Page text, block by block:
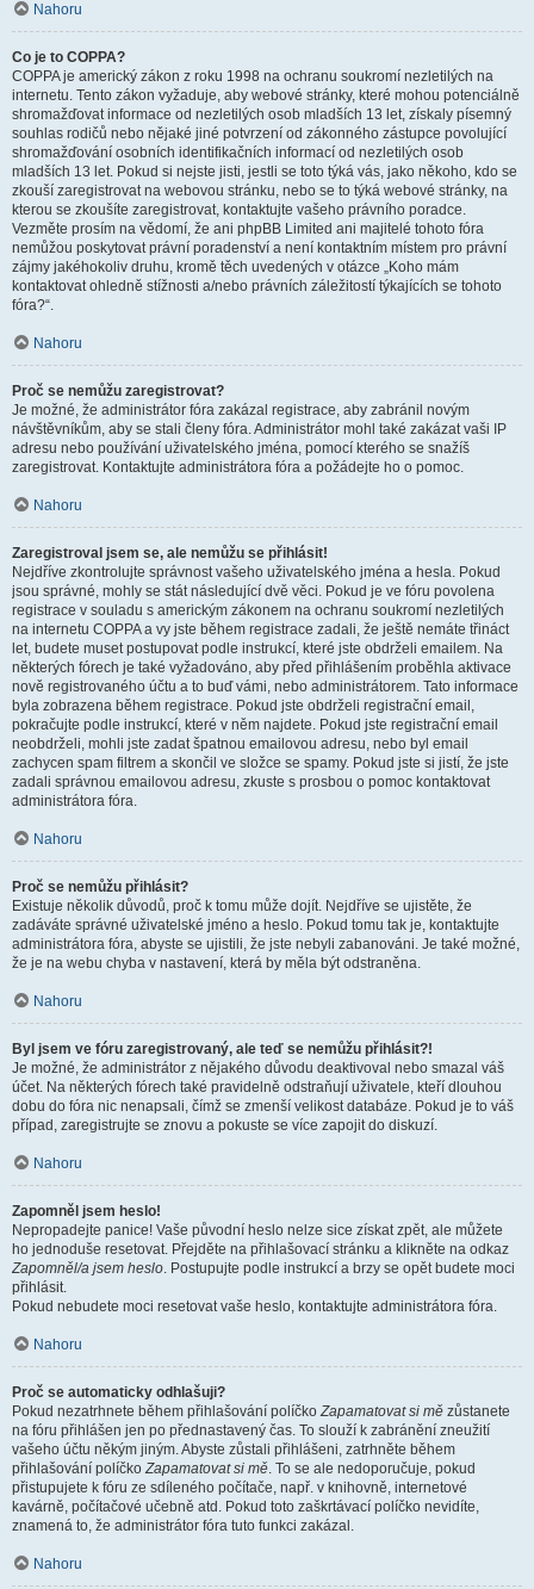
Nahoru
Co je to COPPA?
COPPA je americký zákon z roku 1998 na ochranu soukromí nezletilých na
internetu. Tento zákon vyžaduje, aby webové stránky, které mohou potenciálně
shromažďovat informace od nezletilých osob mladších 13 let, získaly písemný
souhlas rodičů nebo nějaké jiné potvrzení od zákonného zástupce povolující
shromažďování osobních identifikačních informací od nezletilých osob
mladších 13 let. Pokud si nejste jisti, jestli se toto týká vás, jako někoho, kdo se
zkouší zaregistrovat na webovou stránku, nebo se to týká webové stránky, na
kterou se zkoušíte zaregistrovat, kontaktujte vašeho právního poradce.
Vezměte prosím na vědomí, že ani phpBB Limited ani majitelé tohoto fóra
nemůžou poskytovat právní poradenství a není kontaktním místem pro právní
zájmy jakéhokoliv druhu, kromě těch uvedených v otázce „Koho mám
kontaktovat ohledně stížnosti a/nebo právních záležitostí týkajících se tohoto
fóra?“.
Nahoru
Proč se nemůžu zaregistrovat?
Je možné, že administrátor fóra zakázal registrace, aby zabránil novým
návštěvníkům, aby se stali členy fóra. Administrátor mohl také zakázat vaši IP
adresu nebo používání uživatelského jména, pomocí kterého se snažíš
zaregistrovat. Kontaktujte administrátora fóra a požádejte ho o pomoc.
Nahoru
Zaregistroval jsem se, ale nemůžu se přihlásit!
Nejdříve zkontrolujte správnost vašeho uživatelského jména a hesla. Pokud
jsou správné, mohly se stát následující dvě věci. Pokud je ve fóru povolena
registrace v souladu s americkým zákonem na ochranu soukromí nezletilých
na internetu COPPA a vy jste během registrace zadali, že ještě nemáte třináct
let, budete muset postupovat podle instrukcí, které jste obdrželi emailem. Na
některých fórech je také vyžadováno, aby před přihlášením proběhla aktivace
nově registrovaného účtu a to buď vámi, nebo administrátorem. Tato informace
byla zobrazena během registrace. Pokud jste obdrželi registrační email,
pokračujte podle instrukcí, které v něm najdete. Pokud jste registrační email
neobdrželi, mohli jste zadat špatnou emailovou adresu, nebo byl email
zachycen spam filtrem a skončil ve složce se spamy. Pokud jste si jistí, že jste
zadali správnou emailovou adresu, zkuste s prosbou o pomoc kontaktovat
administrátora fóra.
Nahoru
Proč se nemůžu přihlásit?
Existuje několik důvodů, proč k tomu může dojít. Nejdříve se ujistěte, že
zadáváte správné uživatelské jméno a heslo. Pokud tomu tak je, kontaktujte
administrátora fóra, abyste se ujistili, že jste nebyli zabanováni. Je také možné,
že je na webu chyba v nastavení, která by měla být odstraněna.
Nahoru
Byl jsem ve fóru zaregistrovaný, ale teď se nemůžu přihlásit?!
Je možné, že administrátor z nějakého důvodu deaktivoval nebo smazal váš
účet. Na některých fórech také pravidelně odstraňují uživatele, kteří dlouhou
dobu do fóra nic nenapsali, čímž se zmenší velikost databáze. Pokud je to váš
případ, zaregistrujte se znovu a pokuste se více zapojit do diskuzí.
Nahoru
Zapomněl jsem heslo!
Nepropadejte panice! Vaše původní heslo nelze sice získat zpět, ale můžete
ho jednoduše resetovat. Přejděte na přihlašovací stránku a klikněte na odkaz
Zapomněl/a jsem heslo. Postupujte podle instrukcí a brzy se opět budete moci
přihlásit.
Pokud nebudete moci resetovat vaše heslo, kontaktujte administrátora fóra.
Nahoru
Proč se automaticky odhlašuji?
Pokud nezatrhnete během přihlašování políčkoZapamatovat si mě zůstanete
na fóru přihlášen jen po přednastavený čas. To slouží k zabránění zneužití
vašeho účtu někým jiným. Abyste zůstali přihlášeni, zatrhněte během
přihlašování políčkoZapamatovat si mě. To se ale nedoporučuje, pokud
přistupujete k fóru ze sdíleného počítače, např. v knihovně, internetové
kavárně, počítačové učebně atd. Pokud toto zaškrtávací políčko nevidíte,
znamená to, že administrátor fóra tuto funkci zakázal.
Nahoru